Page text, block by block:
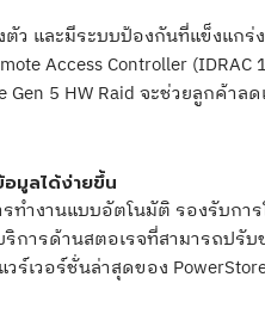
ว และมีระบบป้องกันที่แข็งแกร่
Access Controller
5 HW Raid จะช่วยลูกค้าลด
มูลได้ง่ายขึ้น
ำงานแบบอัตโนมัติ รองรับกา
การด้านสตอเรจที่สามารถปรับ
เวอร์ชั่นล่าสุดของ